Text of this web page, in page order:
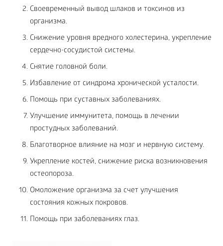
Своевременный вывод шлаков и токсинов из
организма.
Снижение уровня вредного холестерина, укрепление
сердечно-сосудистой системы.
Снятие головной боли.
Избавление от синдрома хронической усталости.
Помощь при суставных заболеваниях.
Улучшение иммунитета, помощь в лечении
простудных заболеваний.
Благотворное влияние на мозг и нервную систему.
Укрепление костей, снижение риска возникновения
остеопороза.
Омоложение организма за счет улучшения
состояния кожных покровов.
Помощь при заболеваниях глаз.